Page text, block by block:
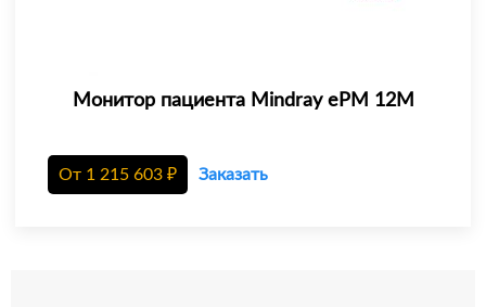
Монитор пациента Mindray еРМ 12М
От 1 215 603 ₽ Заказать